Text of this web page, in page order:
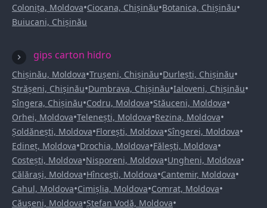
Colonița, Moldova•Ciocana, Chișinău•Botanica, Chișinău•
Buiucani, Chișinău
gips carton hidro
Chișinău, Moldova•Trușeni, Chișinău•Durlești, Chișinău•
Strășeni, Chișinău•Dumbrava, Chișinău•Ialoveni, Chișinău•
Sîngera, Chișinău•Codru, Moldova•Stăuceni, Moldova•
Orhei, Moldova•Telenești, Moldova•Rezina, Moldova•
Șoldănești, Moldova•Florești, Moldova•Sîngerei, Moldova•
Edineț, Moldova•Drochia, Moldova•Fălești, Moldova•
Costești, Moldova•Nisporeni, Moldova•Ungheni, Moldova•
Călărași, Moldova•Hîncești, Moldova•Cantemir, Moldova•
Cahul, Moldova•Cimișlia, Moldova•Comrat, Moldova•
Căușeni, Moldova•Ștefan Vodă, Moldova•